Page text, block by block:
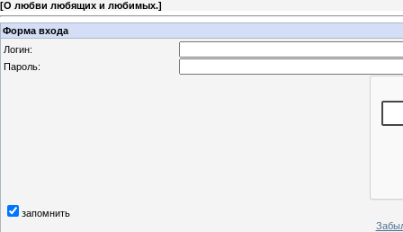
[О любви любящих и любимых.]
Форма входа
Логин:
Пароль:
запомнить